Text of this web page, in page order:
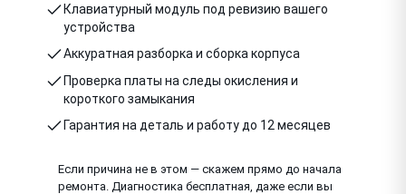
Клавиатурный модуль под ревизию вашего
устройства
Аккуратная разборка и сборка корпуса
Проверка платы на следы окисления и
короткого замыкания
Гарантия на деталь и работу до 12 месяцев
Если причина не в этом — скажем прямо до начала
ремонта. Диагностика бесплатная, даже если вы